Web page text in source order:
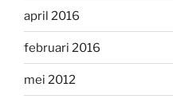
april 2016
februari 2016
mei 2012